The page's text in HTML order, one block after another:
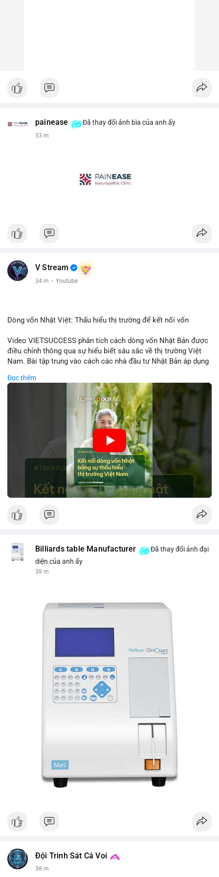
painease Đã thay đổi ảnh bìa của anh ấy
33 m
V Stream
34 m · Youtube
Dòng vốn Nhật Việt: Thấu hiểu thị trường để kết nối vốn
Video VIETSUCCESS phân tích cách dòng vốn Nhật Bản được
điều chỉnh thông qua sự hiểu biết sâu sắc về thị trường Việt
Nam. Bài tập trung vào cách các nhà đầu tư Nhật Bản áp dụng
đầu tư trực tiếp vào doanh nghiệp đến việc giao dịch tài chính.
Kết nối này không chỉ tạo cơ hội tăng trưởng cho Việt Nam mà
còn tạo ra động lực cho thị trường crypto địa phương khi các
nhà đầu tư đa quốc gia tìm kiếm cơ hội đa dạng. Các yếu tố
như chính sách tài chính Việt Nam, xu hướng đầu tư ESG, và
ổn định thị trường sẽ ảnh hưởng trực tiếp đến lưu lượng vốn
nhập khẩu từ Nhật Bản. Bài cũng nhấn mạnh vai trò của thông
tin thị trường chính xác trong việc giảm rủi ro khi kết nối các
thị trường khác nhau.
🎥 Xem video trực tiếp tại:
Đọc thêm
Billiards table Manufacturer
Đã thay đổi ảnh đại
diện của anh ấy
38 m
Đội Trinh Sát Cá Voi
38 m